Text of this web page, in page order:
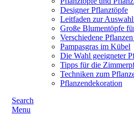
Designer Pflanztöpfe
Leitfaden zur
Große Blumentöpfe
Verschiedene
Pampasgras im Kübel
Die Wahl geeigneter
Tipps für die
Techniken zum
Pflanzendekoration
Search
Menu